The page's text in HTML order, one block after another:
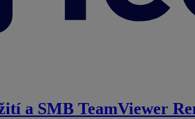
a SMB TeamViewer